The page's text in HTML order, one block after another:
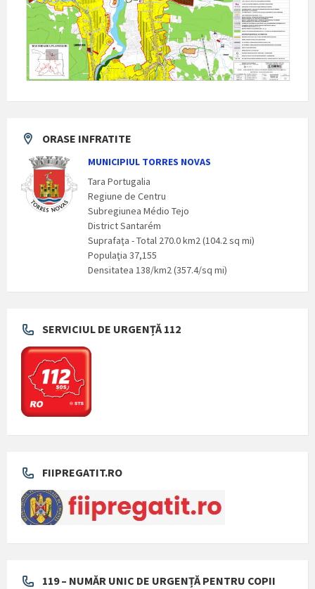
ORASE INFRATITE
MUNICIPIUL TORRES NOVAS
Tara Portugalia
Regiune de Centru
Subregiunea Médio Tejo
District Santarém
Suprafaţa - Total 270.0 km2 (104.2 sq mi)
Populaţia 37,155
Densitatea 138/km2 (357.4/sq mi)
SERVICIUL DE URGENȚĂ 112
FIIPREGATIT.RO
119 – NUMĂR UNIC DE URGENȚĂ PENTRU COPII